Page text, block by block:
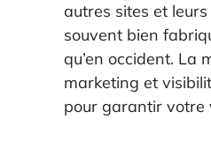
autres sites et
souvent bien
qu’en occident. La
marketing et
pour garantir votre